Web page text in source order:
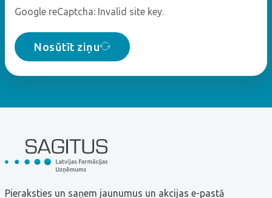
Google reCaptcha: Invalid site key.
Nosūtīt ziņu
Pieraksties un saņem jaunumus un akcijas e-pastā